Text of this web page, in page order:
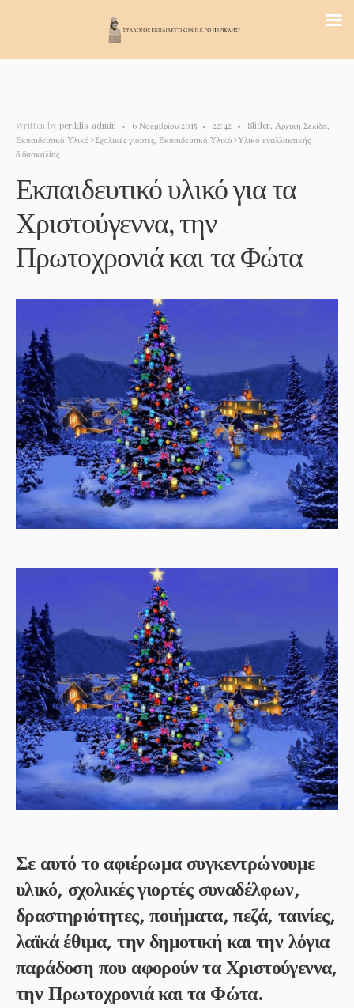
Written by periklis-admin • 6 Νοεμβρίου 2015 • 22:42 • Slider, Αρχική Σελίδα,
Εκπαιδευτικό Υλικό>Σχολικές γιορτές, Εκπαιδευτικό Υλικό>Υλικό εναλλακτικής
διδασκαλίας
Εκπαιδευτικό υλικό για τα
Χριστούγεννα, την
Πρωτοχρονιά και τα Φώτα
Σε αυτό το αφιέρωμα συγκεντρώνουμε
υλικό, σχολικές γιορτές συναδέλφων,
δραστηριότητες, ποιήματα, πεζά, ταινίες,
λαϊκά έθιμα, την δημοτική και την λόγια
παράδοση που αφορούν τα Χριστούγεννα,
την Πρωτοχρονιά και τα Φώτα.